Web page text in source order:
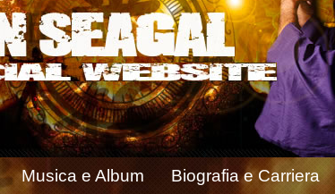
Musica e Album Biografia e Carriera